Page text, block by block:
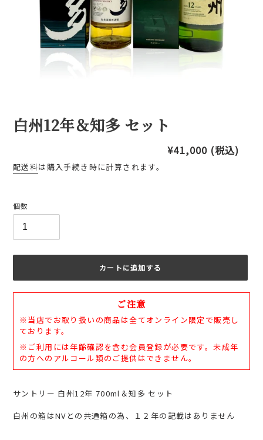
白州12年＆知多 セット
通
¥41,000 (税込)
配送料は購入手続き時に計算されます。
個数
カートに追加する
ト
に
商
品
を
す
ご注意
※当店でお取り扱いの商品は全てオンライン限定で販売し
ております。
※ご利用には年齢確認を含む会員登録が必要です。未成年
の方へのアルコール類のご提供はできません。
サントリー 白州12年 700ml＆知多 セット
白州の箱はNVとの共通箱の為、１２年の記載はありません